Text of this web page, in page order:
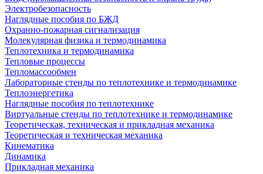
Электробезопасность
Наглядные пособия по БЖД
Охранно-пожарная сигнализация
Молекулярная физика и термодинамика
Теплотехника и термодинамика
Тепловые процессы
Тепломассообмен
Лабораторные стенды по теплотехнике и термодинамике
Теплоэнергетика
Наглядные пособия по теплотехнике
Виртуальные стенды по теплотехнике и термодинамике
Теоретическая, техническая и прикладная механика
Теоретическая и техническая механика
Кинематика
Динамика
Прикладная механика